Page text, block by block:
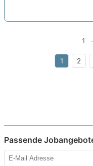
1
1 2
Passende